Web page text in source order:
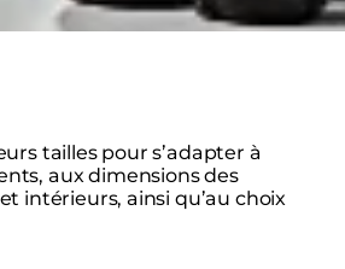
tailles pour s’adapter à
aux dimensions des
intérieurs, ainsi qu’au choix